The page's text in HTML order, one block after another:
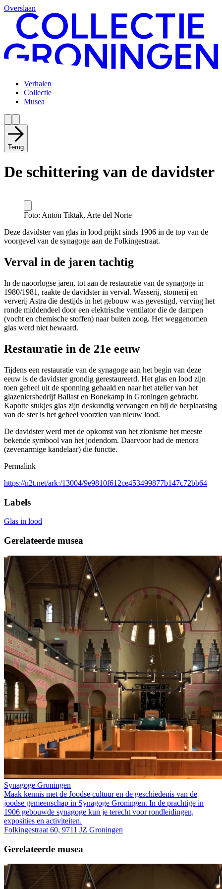
Overslaan
Verhalen
Collectie
Musea
Terug
De schittering van de davidster
Foto: Anton Tiktak, Arte del Norte
Deze davidster van glas in lood prijkt sinds 1906 in de top van de
voorgevel van de synagoge aan de Folkingestraat.
Verval in de jaren tachtig
In de naoorlogse jaren, tot aan de restauratie van de synagoge in
1980/1981, raakte de davidster in verval. Wasserij, stomerij en
ververij Astra die destijds in het gebouw was gevestigd, verving het
ronde middendeel door een elektrische ventilator die de dampen
(vocht en chemische stoffen) naar buiten zoog. Het weggenomen
glas werd niet bewaard.
Restauratie in de 21e eeuw
Tijdens een restauratie van de synagoge aan het begin van deze
eeuw is de davidster grondig gerestaureerd. Het glas en lood zijn
toen geheel uit de sponning gehaald en naar het atelier van het
glazeniersbedrijf Ballast en Bonekamp in Groningen gebracht.
Kapotte stukjes glas zijn deskundig vervangen en bij de herplaatsing
van de ster is het geheel voorzien van nieuw lood.
De davidster werd met de opkomst van het zionisme het meeste
bekende symbool van het jodendom. Daarvoor had de menora
(zevenarmige kandelaar) die functie.
Permalink
https://n2t.net/ark:/13004/9e9810f612ce453499877b147c72bb64
Labels
Glas in lood
Gerelateerde musea
Synagoge Groningen
Maak kennis met de Joodse cultuur en de geschiedenis van de
joodse gemeenschap in Synagoge Groningen. In de prachtige in
1906 gebouwde synagoge kun je terecht voor rondleidingen,
exposities en activiteiten.
Folkingestraat 60, 9711 JZ Groningen
Gerelateerde musea